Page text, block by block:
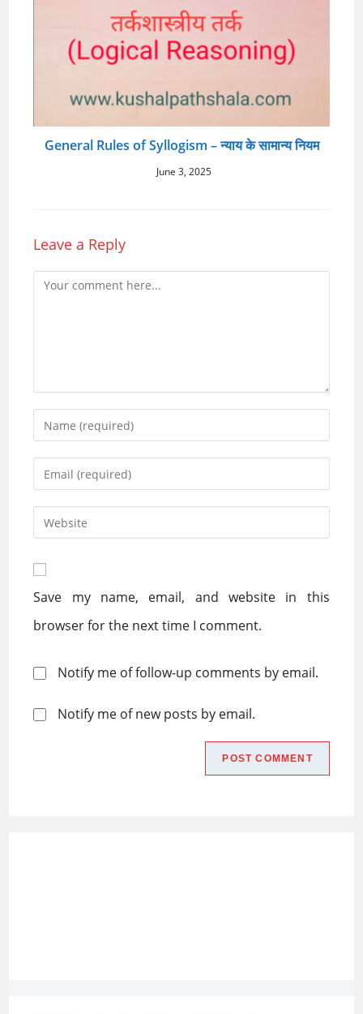
General Rules of Syllogism – न्याय के सामान्य नियम
June 3, 2025
Leave a Reply
Comment
Enter
your
name
or
username
to
comment
Enter
your
email
address
to
comment
Enter
your
website
URL
Save my name, email, and website in this
browser for the next time I comment.
Notify me of follow-up comments by email.
Notify me of new posts by email.